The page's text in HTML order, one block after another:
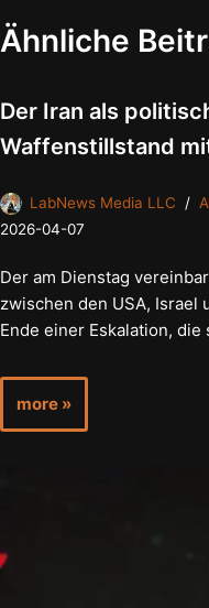
Ähnliche
Der Iran als
Waffenstillstand
LabNews Media LLC
2026-04-07
Der am Dienstag
zwischen den USA, Israel
Ende einer Eskalation,
more »